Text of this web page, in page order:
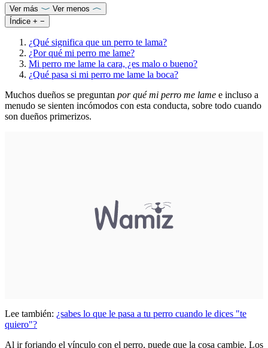
Ver más
Ver menos
Índice + −
¿Qué significa que un perro te lama?
¿Por qué mi perro me lame?
Mi perro me lame la cara, ¿es malo o bueno?
¿Qué pasa si mi perro me lame la boca?
Muchos dueños se preguntan por qué mi perro me lame e incluso a
menudo se sienten incómodos con esta conducta, sobre todo cuando
son dueños primerizos.
Lee también: ¿sabes lo que le pasa a tu perro cuando le dices "te
quiero"?
Al ir forjando el vínculo con el perro, puede que la cosa cambie. Los